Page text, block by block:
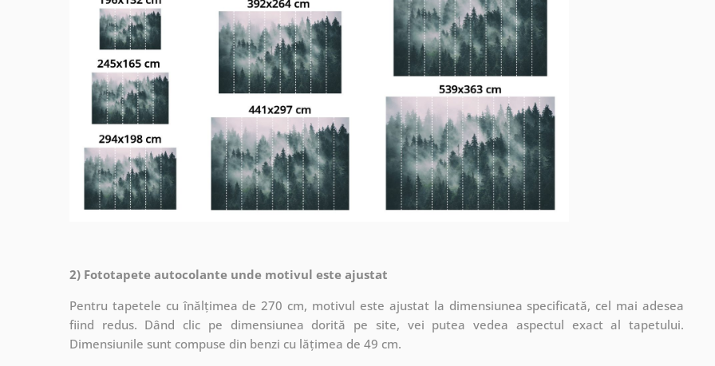
2) Fototapete autocolante unde motivul este ajustat
Pentru tapetele cu înălțimea de 270 cm, motivul este ajustat la dimensiunea specificată, cel mai adesea
fiind redus. Dând clic pe dimensiunea dorită pe site, vei putea vedea aspectul exact al tapetului.
Dimensiunile sunt compuse din benzi cu lățimea de 49 cm.